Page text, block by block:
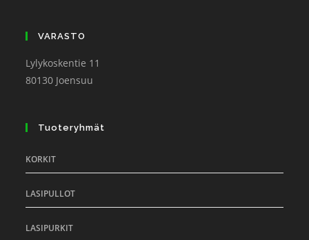
VARASTO
Lylykoskentie 11
80130 Joensuu
Tuoteryhmät
KORKIT
LASIPULLOT
LASIPURKIT